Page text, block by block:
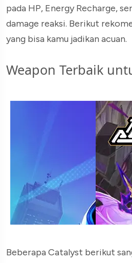
pada HP, Energy Recharge,
damage reaksi. Berikut
yang bisa kamu jadikan acuan.
Weapon Terbaik
Beberapa Catalyst berikut